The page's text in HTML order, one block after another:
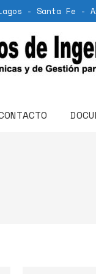
- Santa Fe -